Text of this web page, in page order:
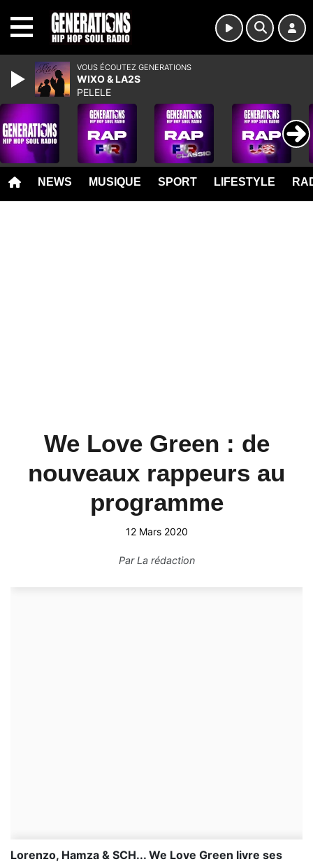
NEWS MUSIQUE SPORT LIFESTYLE
We Love Green : de
nouveaux rappeurs au
programme
12 Mars 2020
ParLa rédaction
Lorenzo, Hamza & SCH... We Love Green livre ses
VOUS ÉCOUTEZ GENERATIONS
WIXO & LA2S
PELELE